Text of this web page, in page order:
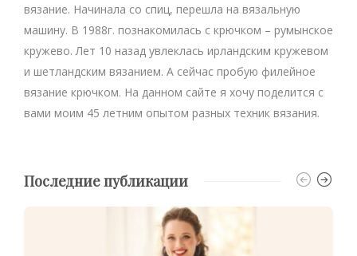
вязание. Начинала со спиц, перешла на вязальную
машину. В 1988г. познакомилась с крючком – румынское
кружево. Лет 10 назад увлеклась ирландским кружевом
и шетландским вязанием. А сейчас пробую филейное
вязание крючком. На данном сайте я хочу поделится с
вами моим 45 летним опытом разных техник вязания.
Последние публикации